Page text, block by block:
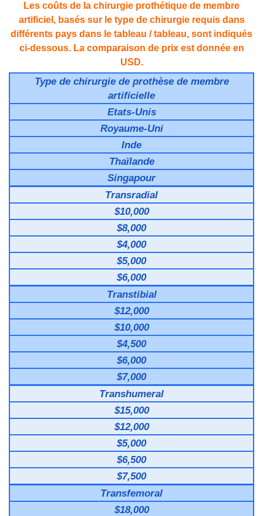
Les coûts de la chirurgie prothétique de membre
artificiel, basés sur le type de chirurgie requis dans
différents pays dans le tableau / tableau, sont indiqués
ci-dessous. La comparaison de prix est donnée en
USD.
Type de chirurgie de prothèse de membre
artificielle
Etats-Unis
Royaume-Uni
Inde
Thaïlande
Singapour
Transradial
$10,000
$8,000
$4,000
$5,000
$6,000
Transtibial
$12,000
$10,000
$4,500
$6,000
$7,000
Transhumeral
$15,000
$12,000
$5,000
$6,500
$7,500
Transfemoral
$18,000